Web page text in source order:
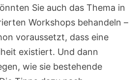
Sie auch das Thema in
Workshops behandeln –
voraussetzt, dass eine
existiert. Und dann
wie sie bestehende